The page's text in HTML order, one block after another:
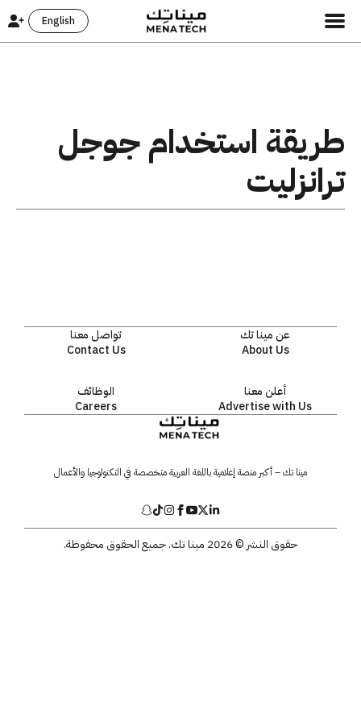
English
طريقة استخدام جوجل
ترانزليت
عن مينا تك
About Us
تواصل معنا
Contact Us
أعلن معنا
Advertise with Us
الوظائف
Careers
مينا تك – أكبر منصة إعلامية باللغة العربية متخصصة في التكنولوجيا والأعمال
حقوق النشر © 2026 مينا تك. جميع الحقوق محفوظة.